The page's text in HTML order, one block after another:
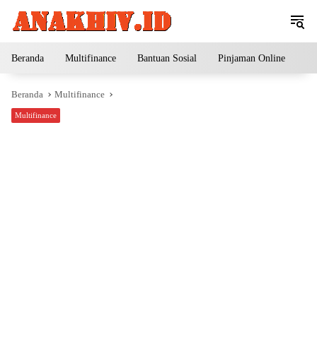
Beranda Multifinance Bantuan Sosial Pinjaman Online
Beranda Multifinance
Multifinance